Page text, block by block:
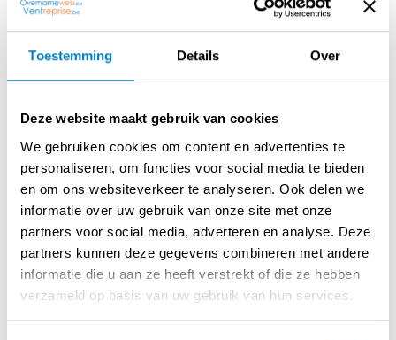
Toestemming Details Over
Deze website maakt gebruik van cookies
We gebruiken cookies om content en advertenties te
personaliseren, om functies voor social media te bieden
en om ons websiteverkeer te analyseren. Ook delen we
informatie over uw gebruik van onze site met onze
partners voor social media, adverteren en analyse. Deze
partners kunnen deze gegevens combineren met andere
informatie die u aan ze heeft verstrekt of die ze hebben
verzameld op basis van uw gebruik van hun services.
Prijs: Niet gespecificeerd
Reden: Voor onze zoekende klanten
Beschrijving
Voor onze klanten zijn wij steeds op zoek naar frituren
met mooie omzetcijfers in de regio Antwerpen / Oost-
Vlaanderen en Limburg
Contact opnemen met de verkoper